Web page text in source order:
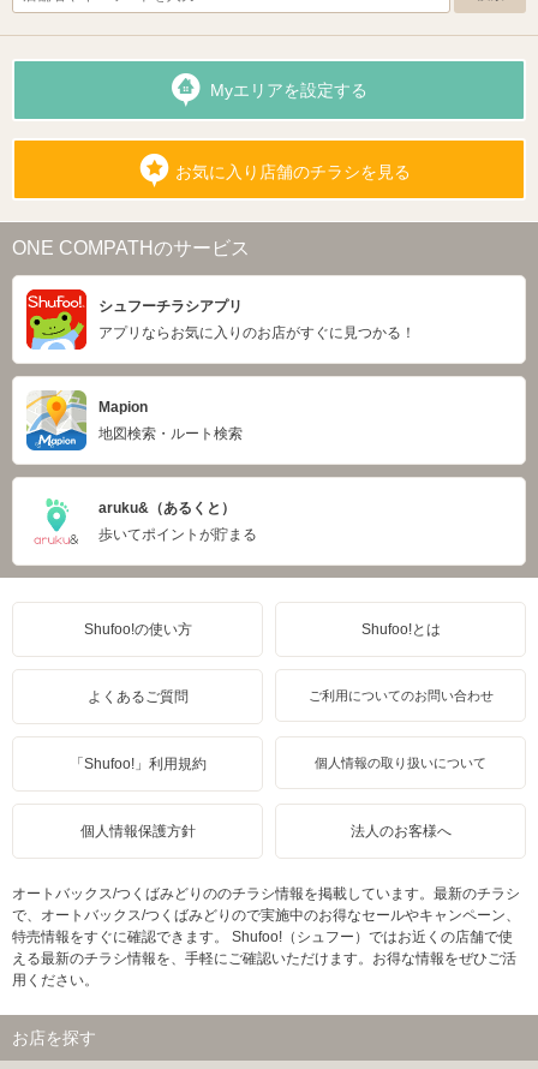
Myエリアを設定する
お気に入り店舗のチラシを見る
ONE COMPATHのサービス
シュフーチラシアプリ
アプリならお気に入りのお店がすぐに見つかる！
Mapion
地図検索・ルート検索
aruku&（あるくと）
歩いてポイントが貯まる
Shufoo!の使い方 Shufoo!とは
よくあるご質問 ご利用についてのお問い合わせ
「Shufoo!」利用規約 個人情報の取り扱いについて
個人情報保護方針 法人のお客様へ
オートバックス/つくばみどりののチラシ情報を掲載しています。最新のチラシ
で、オートバックス/つくばみどりので実施中のお得なセールやキャンペーン、
特売情報をすぐに確認できます。 Shufoo!（シュフー）ではお近くの店舗で使
える最新のチラシ情報を、手軽にご確認いただけます。お得な情報をぜひご活
用ください。
お店を探す